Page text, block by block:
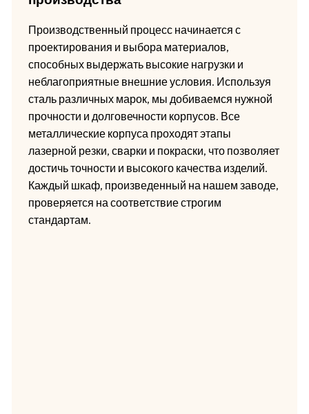
Производственный процесс начинается с
проектирования и выбора материалов,
способных выдержать высокие нагрузки и
неблагоприятные внешние условия. Используя
сталь различных марок, мы добиваемся нужной
прочности и долговечности корпусов. Все
металлические корпуса проходят этапы
лазерной резки, сварки и покраски, что позволяет
достичь точности и высокого качества изделий.
Каждый шкаф, произведенный на нашем заводе,
проверяется на соответствие строгим
стандартам.